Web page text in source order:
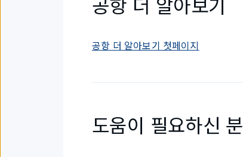
공항 더 알아보기 첫페이지
도움이 필요하신 분